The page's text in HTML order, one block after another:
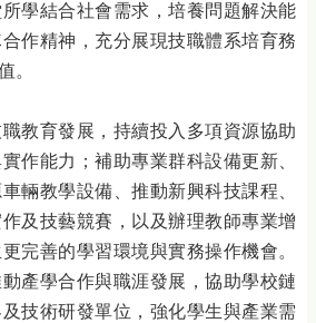
學結合社會需求，培養問題解決能
作精神，充分展現技職體系培育務
。
教育發展，持續投入多項資源協助
作能力；補助專業群科設備更新、
輛教學設備、推動新興科技課程、
及技藝競賽，以及辦理教師專業增
完善的學習環境與實務操作機會。
產學合作與職涯發展，協助學校鏈
技術研發單位，強化學生與產業需